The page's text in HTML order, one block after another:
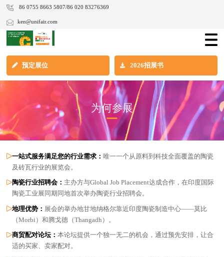
86 0755 8663 5807/86 020 83276369
ken@unifair.com
预定展位 2026招展书
为何参展
一站式服务满足您的行业需求： 唯一一个从原料到科技全面覆盖的陶瓷
及砖瓦行业的展览会。
陶瓷行业招聘会： 主办方与Global Job Placement达成合作，在印度国际
陶瓷工业展同期同地首次举办陶瓷行业招聘会。
地理优势： 展会的举办地甘地纳格尔靠近印度陶瓷制造中心——莫比
（Morbi）和腾戈德（Thangadh）。
商贸配对论坛： 本论坛提供一个独一无二的机会，通过预先安排，让合
适的买家、卖家配对。